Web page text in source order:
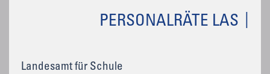
PERSONALRÄTE LAS
Landesamt für Schule